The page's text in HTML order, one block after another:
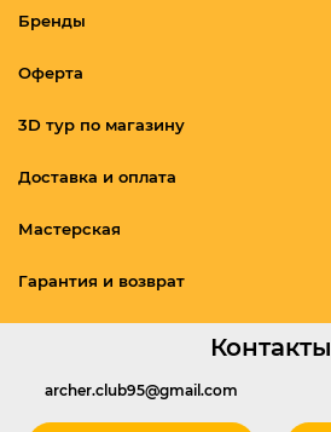
Бренды
Оферта
3D тур по магазину
Доставка и оплата
Мастерская
Гарантия и возврат
Контакты
archer.club95@gmail.com